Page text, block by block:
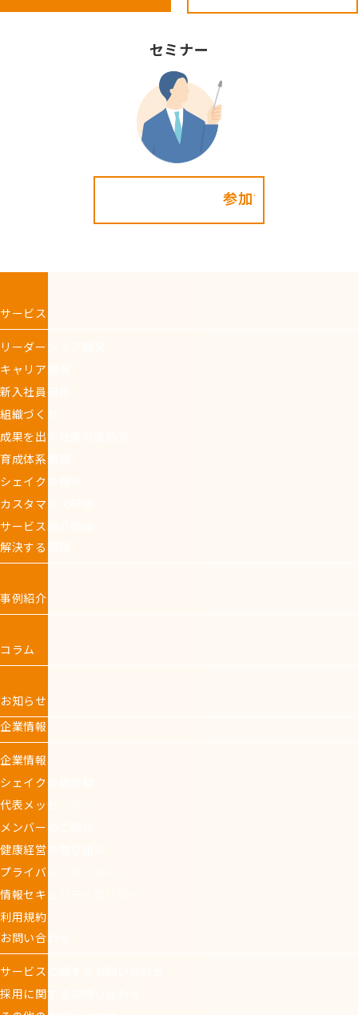
セミナー
サービス
リーダーシップ開発
キャリア開発
新入社員研修
組織づくり
成果を出す仕事の進め方
育成体系構築
シェイクの強み
カスタマイズ研修
サービス紹介動画
解決する課題
事例紹介
コラム
お知らせ
企業情報
企業情報
シェイクの価値観
代表メッセージ
メンバーのご紹介
健康経営の取り組み
プライバシーポリシー
情報セキュリティポリシー
利用規約
お問い合わせ
サービスに関するお問い合わせ
採用に関するお問い合わせ